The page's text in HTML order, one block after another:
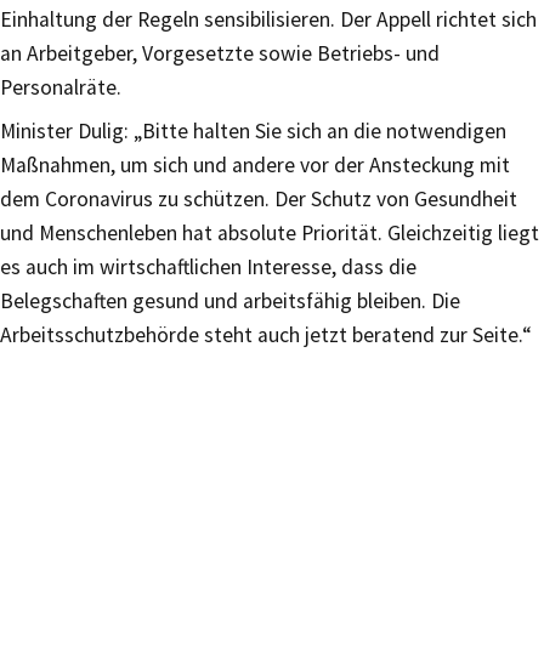
Einhaltung der Regeln sensibilisieren. Der Appell richtet sich
an Arbeitgeber, Vorgesetzte sowie Betriebs- und
Personalräte.
Minister Dulig: „Bitte halten Sie sich an die notwendigen
Maßnahmen, um sich und andere vor der Ansteckung mit
dem Coronavirus zu schützen. Der Schutz von Gesundheit
und Menschenleben hat absolute Priorität. Gleichzeitig liegt
es auch im wirtschaftlichen Interesse, dass die
Belegschaften gesund und arbeitsfähig bleiben. Die
Arbeitsschutzbehörde steht auch jetzt beratend zur Seite.“